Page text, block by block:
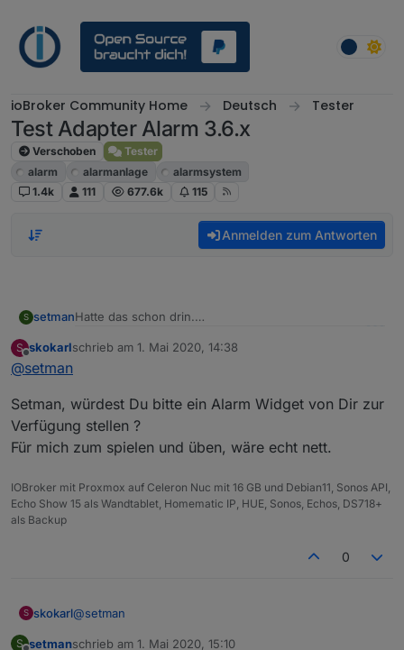
ioBroker Community Home Deutsch Tester
Test Adapter Alarm 3.6.x
Verschoben
Tester
alarm
alarmanlage
alarmsystem
1.4k
111 677.6k 115
Anmelden zum Antworten
S setmanHatte das schon drin.
Meine Sensoren schalten auch.
S
Offline
skokarlschrieb am 1. Mai 2020, 14:38
zuletzt editiert von
@setman
Setman, würdest Du bitte ein Alarm Widget von Dir zur
Verfügung stellen ?
Für mich zum spielen und üben, wäre echt nett.
IOBroker mit Proxmox auf Celeron Nuc mit 16 GB und Debian11, Sonos API,
Echo Show 15 als Wandtablet, Homematic IP, HUE, Sonos, Echos, DS718+
als Backup
0
S skokarl@setman
S setmanschrieb am 1. Mai 2020, 15:10